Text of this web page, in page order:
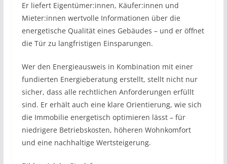
Er liefert Eigentümer:innen, Käufer:innen und
Mieter:innen wertvolle Informationen über die
energetische Qualität eines Gebäudes – und er öffnet
die Tür zu langfristigen Einsparungen.
Wer den Energieausweis in Kombination mit einer
fundierten Energieberatung erstellt, stellt nicht nur
sicher, dass alle rechtlichen Anforderungen erfüllt
sind. Er erhält auch eine klare Orientierung, wie sich
die Immobilie energetisch optimieren lässt – für
niedrigere Betriebskosten, höheren Wohnkomfort
und eine nachhaltige Wertsteigerung.